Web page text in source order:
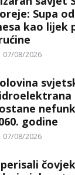
Supa
kao lijek
Posted
07/08/2026
godine
Posted
07/08/2026